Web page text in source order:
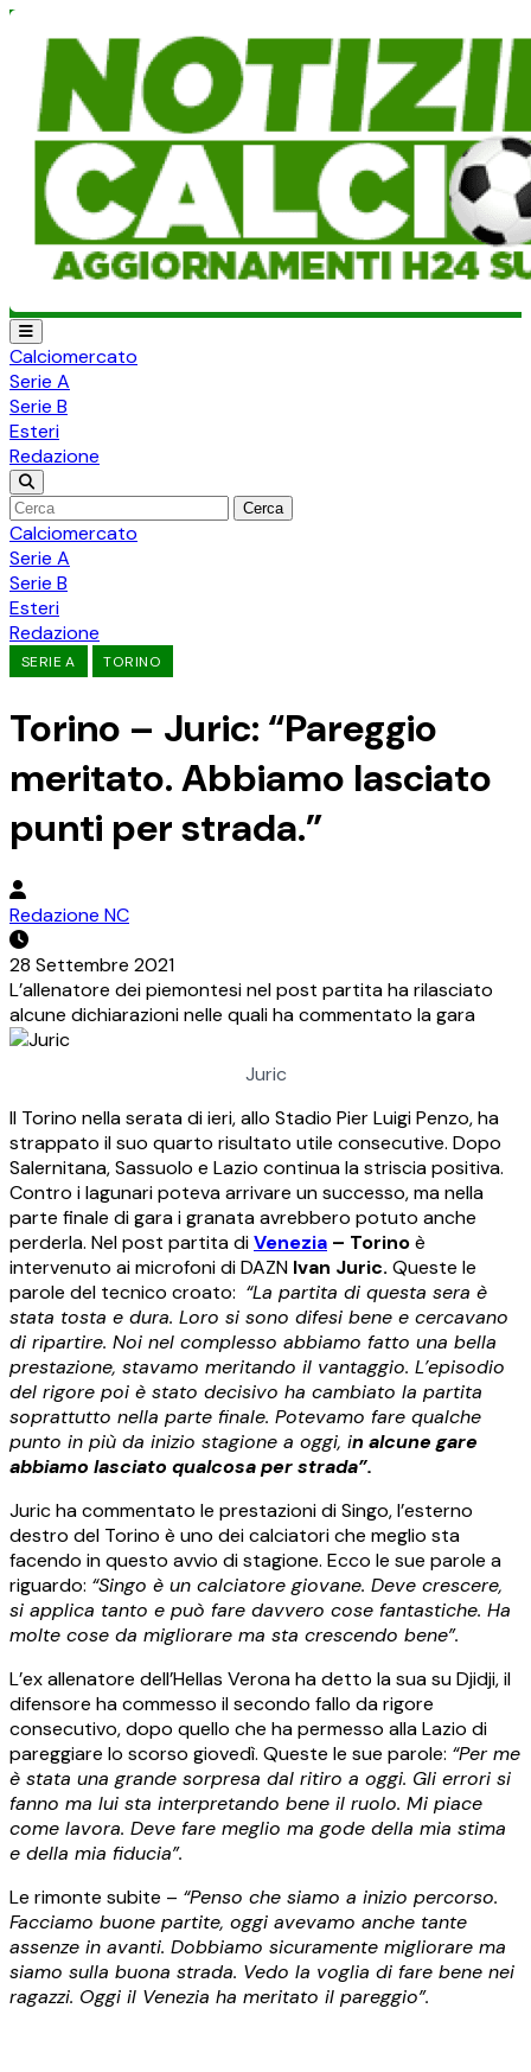
Calciomercato
Serie A
Serie B
Esteri
Redazione
Cerca
Calciomercato
Serie A
Serie B
Esteri
Redazione
SERIE A TORINO
Torino – Juric: “Pareggio
meritato. Abbiamo lasciato
punti per strada.”
Redazione NC
28 Settembre 2021
L’allenatore dei piemontesi nel post partita ha rilasciato
alcune dichiarazioni nelle quali ha commentato la gara
Juric
Il Torino nella serata di ieri, allo Stadio Pier Luigi Penzo, ha
strappato il suo quarto risultato utile consecutive. Dopo
Salernitana, Sassuolo e Lazio continua la striscia positiva.
Contro i lagunari poteva arrivare un successo, ma nella
parte finale di gara i granata avrebbero potuto anche
perderla. Nel post partita diVenezia – Torinoè
intervenuto ai microfoni di DAZN Ivan Juric. Queste le
parole del tecnico croato: “La partita di questa sera è
stata tosta e dura. Loro si sono difesi bene e cercavano
di ripartire. Noi nel complesso abbiamo fatto una bella
prestazione, stavamo meritando il vantaggio. L’episodio
del rigore poi è stato decisivo ha cambiato la partita
soprattutto nella parte finale. Potevamo fare qualche
punto in più da inizio stagione a oggi, in alcune gare
abbiamo lasciato qualcosa per strada”.
Juric ha commentato le prestazioni di Singo, l’esterno
destro del Torino è uno dei calciatori che meglio sta
facendo in questo avvio di stagione. Ecco le sue parole a
riguardo: “Singo è un calciatore giovane. Deve crescere,
si applica tanto e può fare davvero cose fantastiche. Ha
molte cose da migliorare ma sta crescendo bene”.
L’ex allenatore dell’Hellas Verona ha detto la sua su Djidji, il
difensore ha commesso il secondo fallo da rigore
consecutivo, dopo quello che ha permesso alla Lazio di
pareggiare lo scorso giovedì. Queste le sue parole: “Per me
è stata una grande sorpresa dal ritiro a oggi. Gli errori si
fanno ma lui sta interpretando bene il ruolo. Mi piace
come lavora. Deve fare meglio ma gode della mia stima
e della mia fiducia”.
Le rimonte subite – “Penso che siamo a inizio percorso.
Facciamo buone partite, oggi avevamo anche tante
assenze in avanti. Dobbiamo sicuramente migliorare ma
siamo sulla buona strada. Vedo la voglia di fare bene nei
ragazzi. Oggi il Venezia ha meritato il pareggio”.